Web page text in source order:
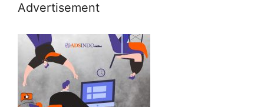
Advertisement